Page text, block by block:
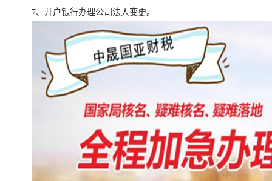
7、开户银行办理公司法人变更。